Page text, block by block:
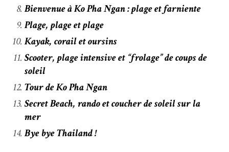
Bienvenue à Ko Pha Ngan : plage et farniente
Plage, plage et plage
Kayak, corail et oursins
Scooter, plage intensive et “frolage” de coups de
soleil
Tour de Ko Pha Ngan
Secret Beach, rando et coucher de soleil sur la
mer
Bye bye Thailand !